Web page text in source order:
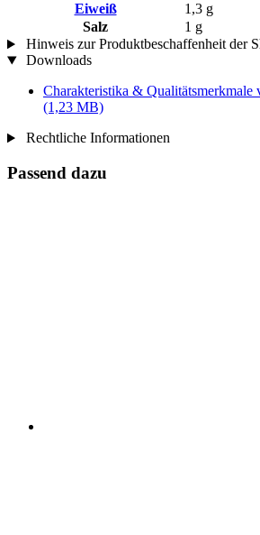
Eiweiß
1,3 g
Salz
1 g
Hinweis zur Produktbeschaffenheit der
Downloads
Charakteristika &
(1,23 MB)
Rechtliche Informationen
Passend dazu